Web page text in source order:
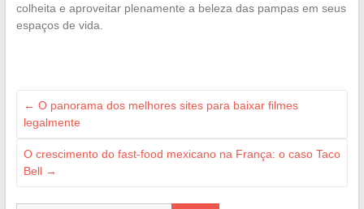
colheita e aproveitar plenamente a beleza das pampas em seus
espaços de vida.
← O panorama dos melhores sites para baixar filmes
legalmente
O crescimento do fast-food mexicano na França: o caso Taco
Bell →